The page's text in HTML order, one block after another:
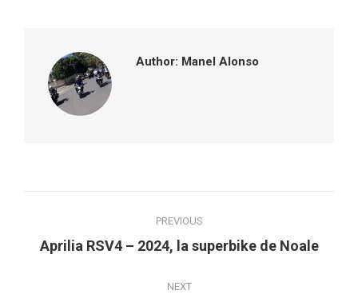
Author: Manel Alonso
navigation
PREVIOUS
Previous
Aprilia RSV4 – 2024, la superbike de Noale
NEXT